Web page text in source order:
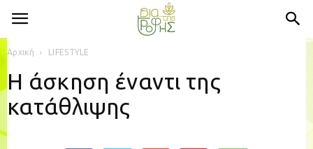
Αρχική LIFESTYLE
Η άσκηση έναντι της
κατάθλιψης